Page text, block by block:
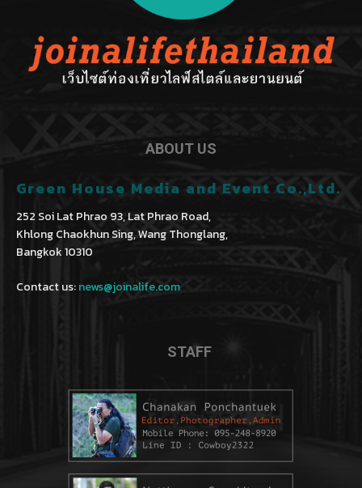
ABOUT US
Green House Media and Event Co.,Ltd.
252 Soi Lat Phrao 93, Lat Phrao Road,
Khlong Chaokhun Sing, Wang Thonglang,
Bangkok 10310
Contact us:news@joinalife.com
STAFF